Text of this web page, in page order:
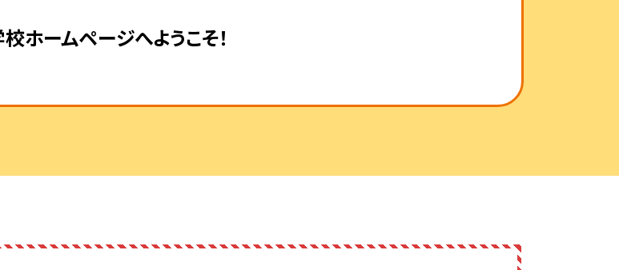
ホームページへようこそ！